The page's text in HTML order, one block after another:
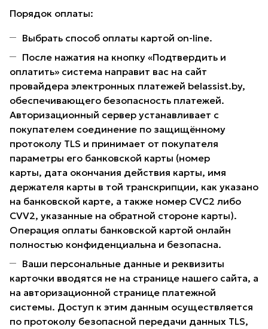
Порядок оплаты:
Выбрать способ оплаты картой on-line.
После нажатия на кнопку «Подтвердить и
оплатить» система направит вас на сайт
провайдера электронных платежей belassist.by,
обеспечивающего безопасность платежей.
Авторизационный сервер устанавливает с
покупателем соединение по защищённому
протоколу TLS и принимает от покупателя
параметры его банковской карты (номер
карты, дата окончания действия карты, имя
держателя карты в той транскрипции, как указано
на банковской карте, а также номер CVC2 либо
CVV2, указанные на обратной стороне карты).
Операция оплаты банковской картой онлайн
полностью конфиденциальна и безопасна.
Ваши персональные данные и реквизиты
карточки вводятся не на странице нашего сайта, а
на авторизационной странице платежной
системы. Доступ к этим данным осуществляется
по протоколу безопасной передачи данных TLS,